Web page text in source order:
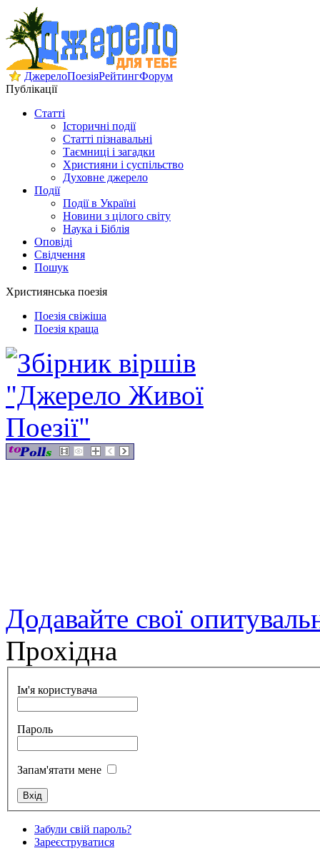
ДжерелоПоезіяРейтингФорум
Публікації
Статті
Історичні події
Статті пізнавальні
Таємниці і загадки
Християни і суспільство
Духовне джерело
Події
Події в Україні
Новини з цілого світу
Наука і Біблія
Оповіді
Свідчення
Пошук
Християнська поезія
Поезія свіжіша
Поезія краща
Додавайте свої
Прохідна
Ім'я користувача
Пароль
Запам'ятати мене
Забули свій пароль?
Зареєструватися